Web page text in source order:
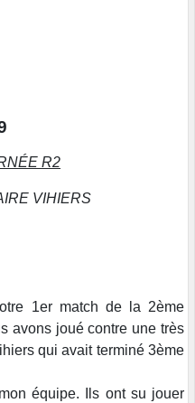
R2
VIHIERS
1er match de la 2ème
avons joué contre une très
qui avait terminé 3ème
équipe. Ils ont su jouer